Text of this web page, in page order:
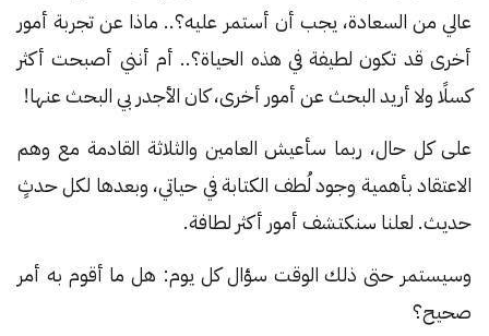
عالي من السعادة، يجب أن أستمر عليه؟.. ماذا عن تجربة أمور
أخرى قد تكون لطيفة في هذه الحياة؟.. أم أنني أصبحت أكثر
كسلًا ولا أريد البحث عن أمور أخرى، كان الأجدر بي البحث عنها!
على كل حال، ربما سأعيش العامين والثلاثة القادمة مع وهم
الاعتقاد بأهمية وجود لُطف الكتابة في حياتي، وبعدها لكل حدثٍ
حديث. لعلنا سنكتشف أمور أكثر لطافة.
وسيستمر حتى ذلك الوقت سؤال كل يوم: هل ما أقوم به أمر
صحيح؟